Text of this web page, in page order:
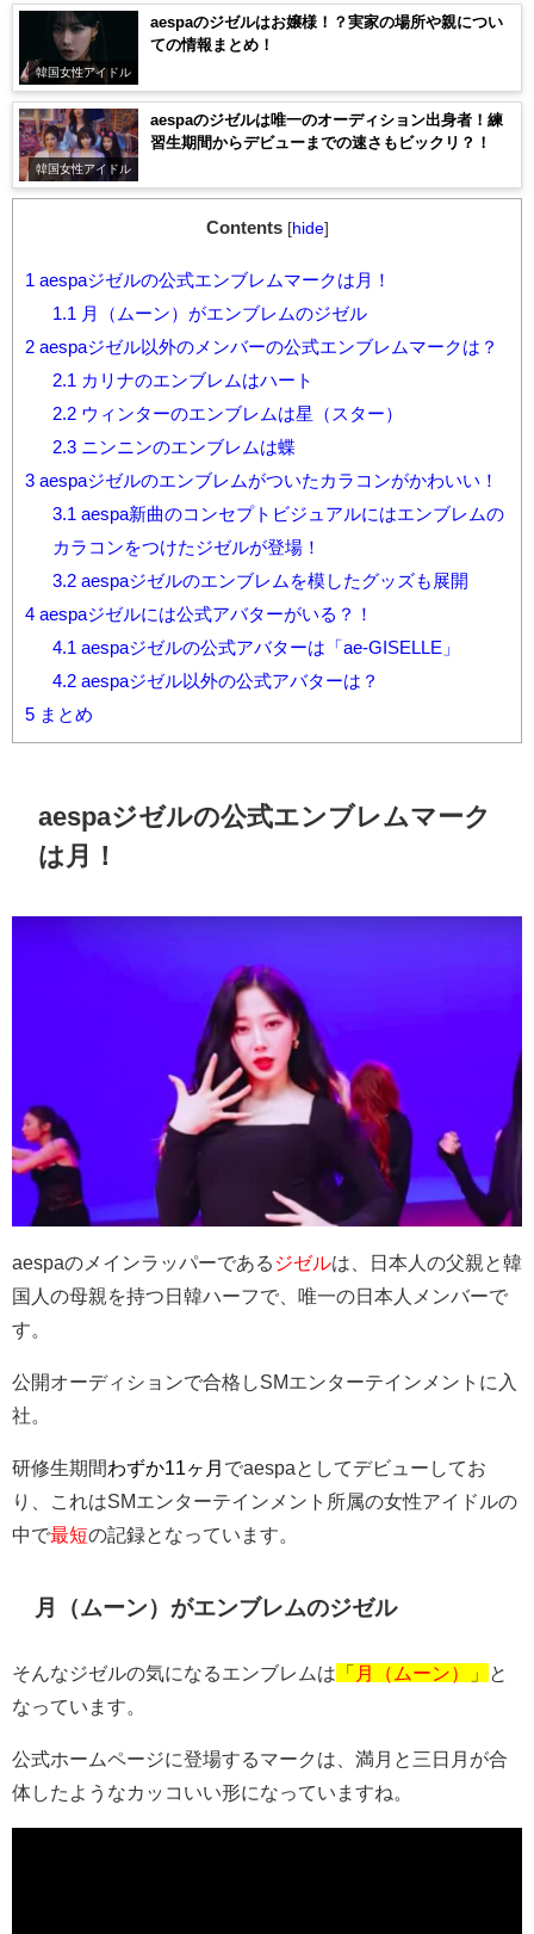
韓国女性アイドル
aespaのジゼルはお嬢様！？実家の場所や親につい
ての情報まとめ！
韓国女性アイドル
aespaのジゼルは唯一のオーディション出身者！練
習生期間からデビューまでの速さもビックリ？！
Contents [hide]
1 aespaジゼルの公式エンブレムマークは月！
1.1 月（ムーン）がエンブレムのジゼル
2 aespaジゼル以外のメンバーの公式エンブレムマークは？
2.1 カリナのエンブレムはハート
2.2ウィンターのエンブレムは星（スター）
2.3ニンニンのエンブレムは蝶
3 aespaジゼルのエンブレムがついたカラコンがかわいい！
3.1 aespa新曲のコンセプトビジュアルにはエンブレムの
カラコンをつけたジゼルが登場！
3.2aespaジゼルのエンブレムを模したグッズも展開
4 aespaジゼルには公式アバターがいる？！
4.1 aespaジゼルの公式アバターは「ae-GISELLE」
4.2aespaジゼル以外の公式アバターは？
5 まとめ
aespaジゼルの公式エンブレムマーク
は月！
aespaのメインラッパーである ジゼルは、日本人の父親と韓
国人の母親を持つ日韓ハーフで、唯一の日本人メンバーで
す。
公開オーディションで合格しSMエンターテインメントに入
社。
研修生期間わずか11ヶ月 でaespaとしてデビューしてお
り、これはSMエンターテインメント所属の女性アイドルの
中で最短の記録となっています。
月（ムーン）がエンブレムのジゼル
そんなジゼルの気になるエンブレムは 「 月（ムーン） 」
と
なっています。
公式ホームページに登場するマークは、満月と三日月が合
体したようなカッコいい形になっていますね。